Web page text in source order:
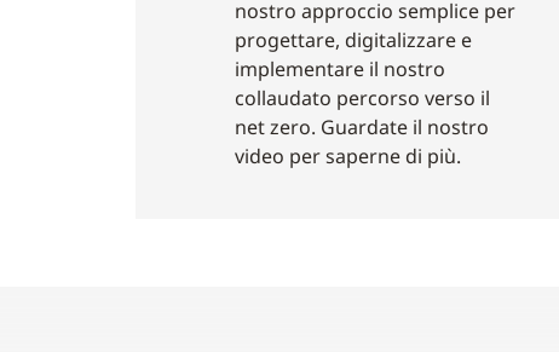
nostro approccio semplice per
progettare, digitalizzare e
implementare il nostro
collaudato percorso verso il
net zero. Guardate il nostro
video per saperne di più.